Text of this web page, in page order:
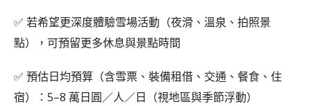
✅ 若希望更深度體驗雪場活動（夜滑、溫泉、拍照景
點），可預留更多休息與景點時間
✅ 預估日均預算（含雪票、裝備租借、交通、餐食、住
宿）：5–8 萬日圓／人／日（視地區與季節浮動）